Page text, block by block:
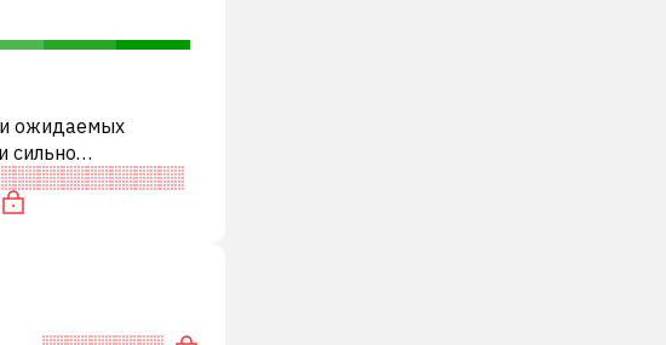
и ожидаемых
сильно
по P/